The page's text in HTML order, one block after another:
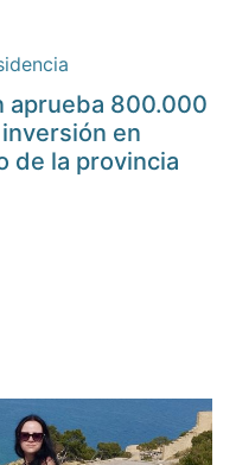
aprueba 800.000
en
de la provincia